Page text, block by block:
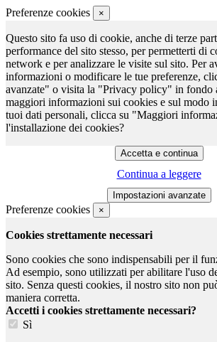
Preferenze cookies ×
Questo sito fa uso di cookie, anche di terze
performance del sito stesso, per permetterti di
network e per analizzare le visite sul sito. Per
informazioni o modificare le tue preferenze,
avanzate" o visita la "Privacy policy" in fondo
maggiori informazioni sui cookies e sul modo
tuoi dati personali, clicca su "Maggiori
l'installazione dei cookies?
Continua a leggere
Preferenze cookies ×
Cookies strettamente necessari
Sono cookies che sono indispensabili per il
Ad esempio, sono utilizzati per abilitare l'uso
sito. Senza questi cookies, il nostro sito non
maniera corretta.
Accetti i cookies strettamente necessari?
Sì